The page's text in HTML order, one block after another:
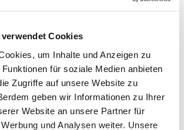
Cookies
um Inhalte und Anzeigen zu
für soziale Medien anbieten
Zugriffe auf unsere Website zu
geben wir Informationen zu Ihrer
Website an unsere Partner für
und Analysen weiter. Unsere
/ Nacht inkl. der Neuwirt-Halbpension und exkl.
für einmalige Übernachtung: € 10,00 / Pers.,